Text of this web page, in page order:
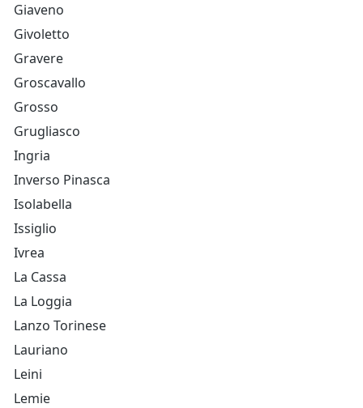
Giaveno
Givoletto
Gravere
Groscavallo
Grosso
Grugliasco
Ingria
Inverso Pinasca
Isolabella
Issiglio
Ivrea
La Cassa
La Loggia
Lanzo Torinese
Lauriano
Leini
Lemie